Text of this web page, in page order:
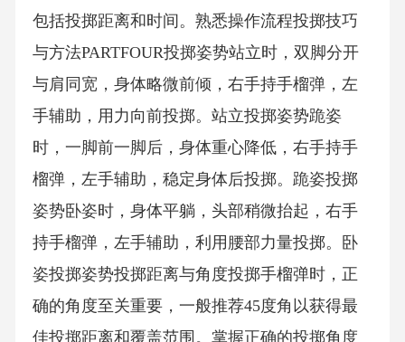
包括投掷距离和时间。熟悉操作流程投掷技巧
与方法PARTFOUR投掷姿势站立时，双脚分开
与肩同宽，身体略微前倾，右手持手榴弹，左
手辅助，用力向前投掷。站立投掷姿势跪姿
时，一脚前一脚后，身体重心降低，右手持手
榴弹，左手辅助，稳定身体后投掷。跪姿投掷
姿势卧姿时，身体平躺，头部稍微抬起，右手
持手榴弹，左手辅助，利用腰部力量投掷。卧
姿投掷姿势投掷距离与角度投掷手榴弹时，正
确的角度至关重要，一般推荐45度角以获得最
佳投掷距离和覆盖范围。掌握正确的投掷角度